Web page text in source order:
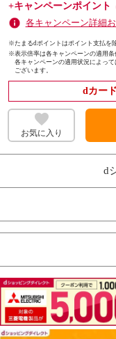
+キャンペーンポイント
各キャンペーン詳細
※たまるdポイントはポイント支払を
※表示倍率は各キャンペーンの適用
各キャンペーンの適用状況によっ
ございます。
dカー
お気に入り
d